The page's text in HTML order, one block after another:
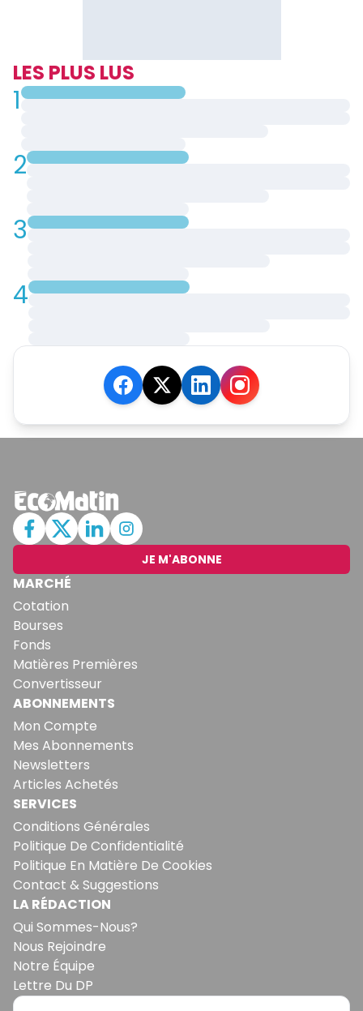
LES PLUS LUS
1
2
3
4
JE M'ABONNE
MARCHÉ
Cotation
Bourses
Fonds
Matières Premières
Convertisseur
ABONNEMENTS
Mon Compte
Mes Abonnements
Newsletters
Articles Achetés
SERVICES
Conditions Générales
Politique De Confidentialité
Politique En Matière De Cookies
Contact & Suggestions
LA RÉDACTION
Qui Sommes-Nous?
Nous Rejoindre
Notre Équipe
Lettre Du DP